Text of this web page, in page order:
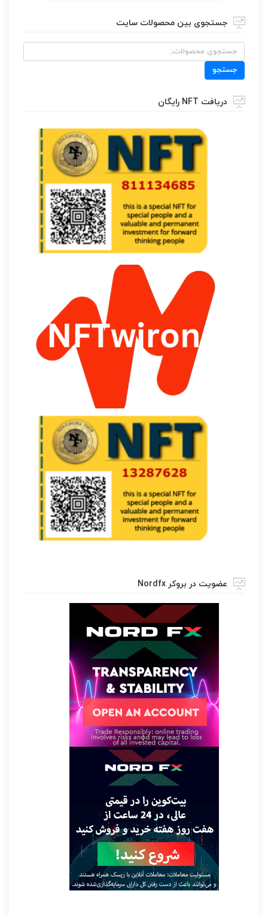
جستجوی بین محصولات سایت
جستجو
برای:
جستجو
دریافت NFT رایگان
عضویت در بروکر Nordfx